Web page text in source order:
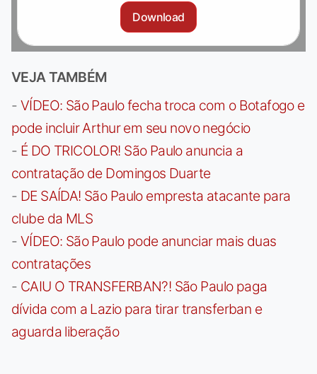
Download
VEJA TAMBÉM
- VÍDEO: São Paulo fecha troca com o Botafogo e
pode incluir Arthur em seu novo negócio
- É DO TRICOLOR! São Paulo anuncia a
contratação de Domingos Duarte
- DE SAÍDA! São Paulo empresta atacante para
clube da MLS
- VÍDEO: São Paulo pode anunciar mais duas
contratações
- CAIU O TRANSFERBAN?! São Paulo paga
dívida com a Lazio para tirar transferban e
aguarda liberação